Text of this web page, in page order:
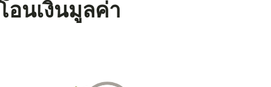
อนเงินมูลค่า